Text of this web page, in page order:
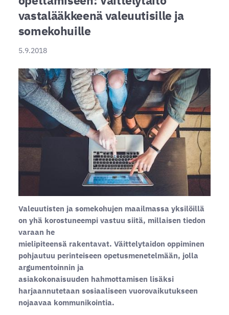
vastalääkkeenä valeuutisille ja
somekohuille
5.9.2018
Valeuutisten ja somekohujen maailmassa yksilöillä
on yhä korostuneempi vastuu siitä, millaisen tiedon
varaan he
mielipiteensä rakentavat. Väittelytaidon oppiminen
pohjautuu perinteiseen opetusmenetelmään, jolla
argumentoinnin ja
asiakokonaisuuden hahmottamisen lisäksi
harjaannutetaan sosiaaliseen vuorovaikutukseen
nojaavaa kommunikointia.